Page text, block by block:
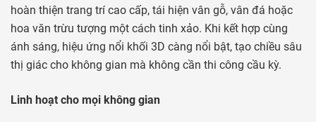
hoàn thiện trang trí cao cấp, tái hiện vân gỗ, vân đá hoặc
hoa văn trừu tượng một cách tinh xảo. Khi kết hợp cùng
ánh sáng, hiệu ứng nổi khối 3D càng nổi bật, tạo chiều sâu
thị giác cho không gian mà không cần thi công cầu kỳ.
Linh hoạt cho mọi không gian